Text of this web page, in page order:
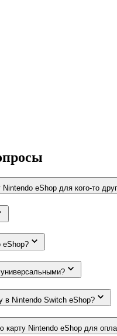
eShop для кого-то
eShop?
в Nintendo Switch eShop?
Nintendo eShop для